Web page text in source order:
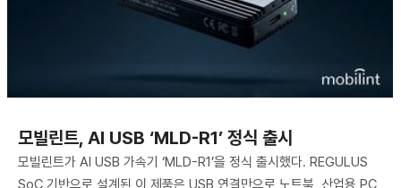
모빌린트, AI USB ‘MLD-R1’ 정식 출시
모빌린트가 AI USB 가속기 ‘MLD-R1’을 정식 출시했다. REGULUS
SoC 기반으로 설계된 이 제품은 USB 연결만으로 노트북, 산업용 PC,